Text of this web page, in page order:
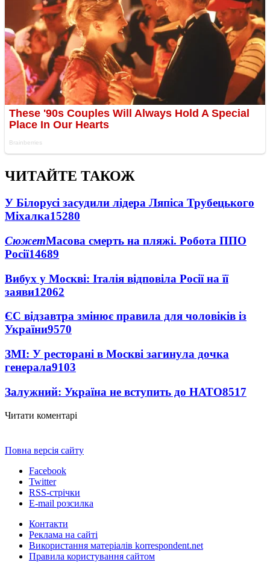
ЧИТАЙТЕ ТАКОЖ
У Білорусі засудили лідера Ляпіса Трубецького
Міхалка15280
СюжетМасова смерть на пляжі. Робота ППО
Росії14689
Вибух у Москві: Італія відповіла Росії на її
заяви12062
ЄС відзавтра змінює правила для чоловіків із
України9570
ЗМІ: У ресторані в Москві загинула дочка
генерала9103
Залужний: Україна не вступить до НАТО8517
Читати коментарі
Повна версія сайту
Facebook
Twitter
RSS-стрічки
E-mail розсилка
Контакти
Реклама на сайті
Використання матеріалів korrespondent.net
Правила користування сайтом